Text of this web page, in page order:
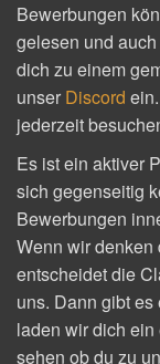
Bewerbungen
gelesen und
dich zu einem
unser Discord
jederzeit
Es ist ein aktiver
sich gegenseitig
Bewerbungen
Wenn wir denken
entscheidet die
uns. Dann gibt
laden wir dich
sehen ob du zu